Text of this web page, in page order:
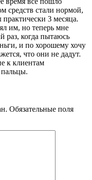
средств стали нормой,
3 месяца.
им, но теперь мне
раз, когда пытаюсь
и по хорошему хочу
что они не дадут.
к клиентам
пальцы.
Обязательные поля